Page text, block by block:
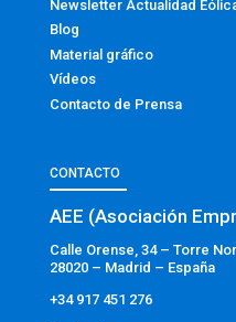
Newsletter Actualidad
Blog
Material gráfico
Vídeos
Contacto de Prensa
CONTACTO
AEE (Asociación
Calle Orense, 34 – Torre
28020 – Madrid – España
+34 917 451 276